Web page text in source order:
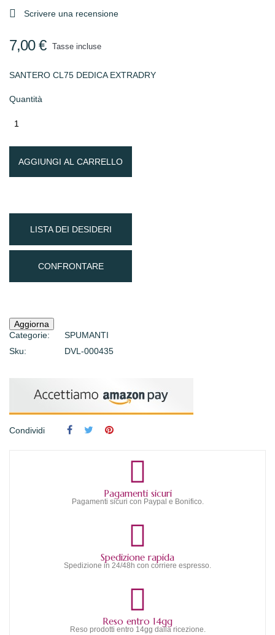
 Scrivere una recensione
7,00 € Tasse incluse
SANTERO CL75 DEDICA EXTRADRY
Quantità
AGGIUNGI AL CARRELLO
LISTA DEI DESIDERI
CONFRONTARE
Categorie:
SPUMANTI
Sku:
DVL-000435
Condividi
Pagamenti sicuri
Pagamenti sicuri con Paypal e Bonifico.
Spedizione rapida
Spedizione in 24/48h con corriere espresso.
Reso entro 14gg
Reso prodotti entro 14gg dalla ricezione.